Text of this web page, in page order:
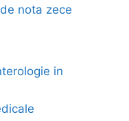
nota zece
in